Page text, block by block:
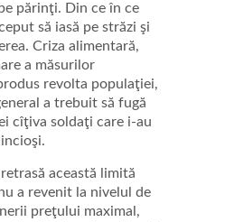
părinţi. Din ce în ce
să iasă pe străzi şi
Criza alimentară,
a măsurilor
revolta populaţiei,
a trebuit să fugă
cîţiva soldaţi care i-au
această limită
a revenit la nivelul de
preţului maximal,